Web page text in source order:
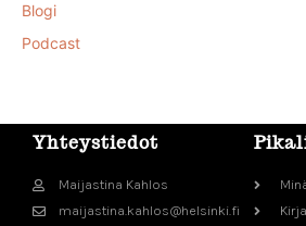
Blogi
Podcast
Yhteystiedot
Maijastina Kahlos
maijastina.kahlos@helsinki.fi